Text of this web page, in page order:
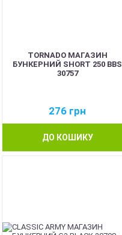
TORNADO МАГАЗИН
БУНКЕРНИЙ SHORT 250 BBS
30757
276 грн
ДО КОШИКУ